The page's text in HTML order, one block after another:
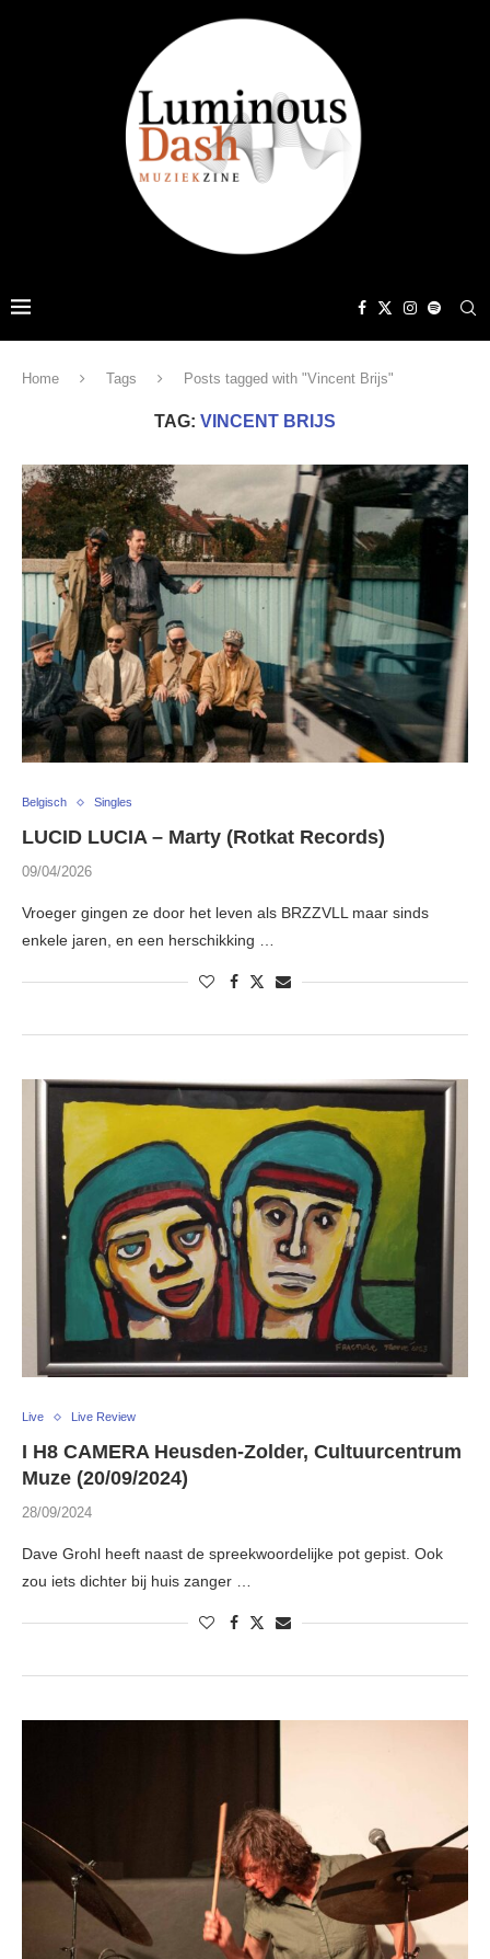
Home Tags Posts tagged with "Vincent Brijs"
TAG: VINCENT BRIJS
Belgisch Singles
LUCID LUCIA – Marty (Rotkat Records)
09/04/2026
Vroeger gingen ze door het leven als BRZZVLL maar sinds
enkele jaren, en een herschikking …
Live Live Review
I H8 CAMERA Heusden-Zolder, Cultuurcentrum
Muze (20/09/2024)
28/09/2024
Dave Grohl heeft naast de spreekwoordelijke pot gepist. Ook
zou iets dichter bij huis zanger …